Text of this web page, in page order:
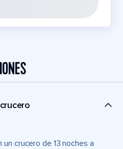
crucero de 13 noches a